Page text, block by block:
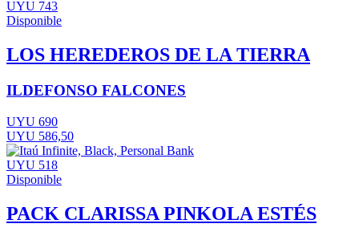
UYU 743
Disponible
LOS HEREDEROS DE LA TIERRA
ILDEFONSO FALCONES
UYU 690
UYU 586,50
UYU 518
Disponible
PACK CLARISSA PINKOLA ESTÉS